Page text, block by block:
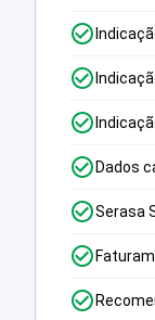
Dados
Serasa